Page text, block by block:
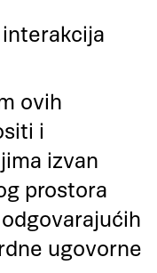
ovih
i
izvan
prostora
ugovorne